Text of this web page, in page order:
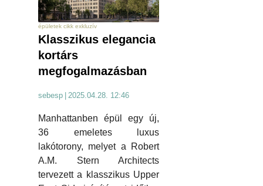
épületek cikk exkluzív
Klasszikus elegancia
kortárs
megfogalmazásban
sebesp | 2025.04.28. 12:46
Manhattanben épül egy új,
36 emeletes luxus
lakótorony, melyet a Robert
A.M. Stern Architects
tervezett a klasszikus Upper